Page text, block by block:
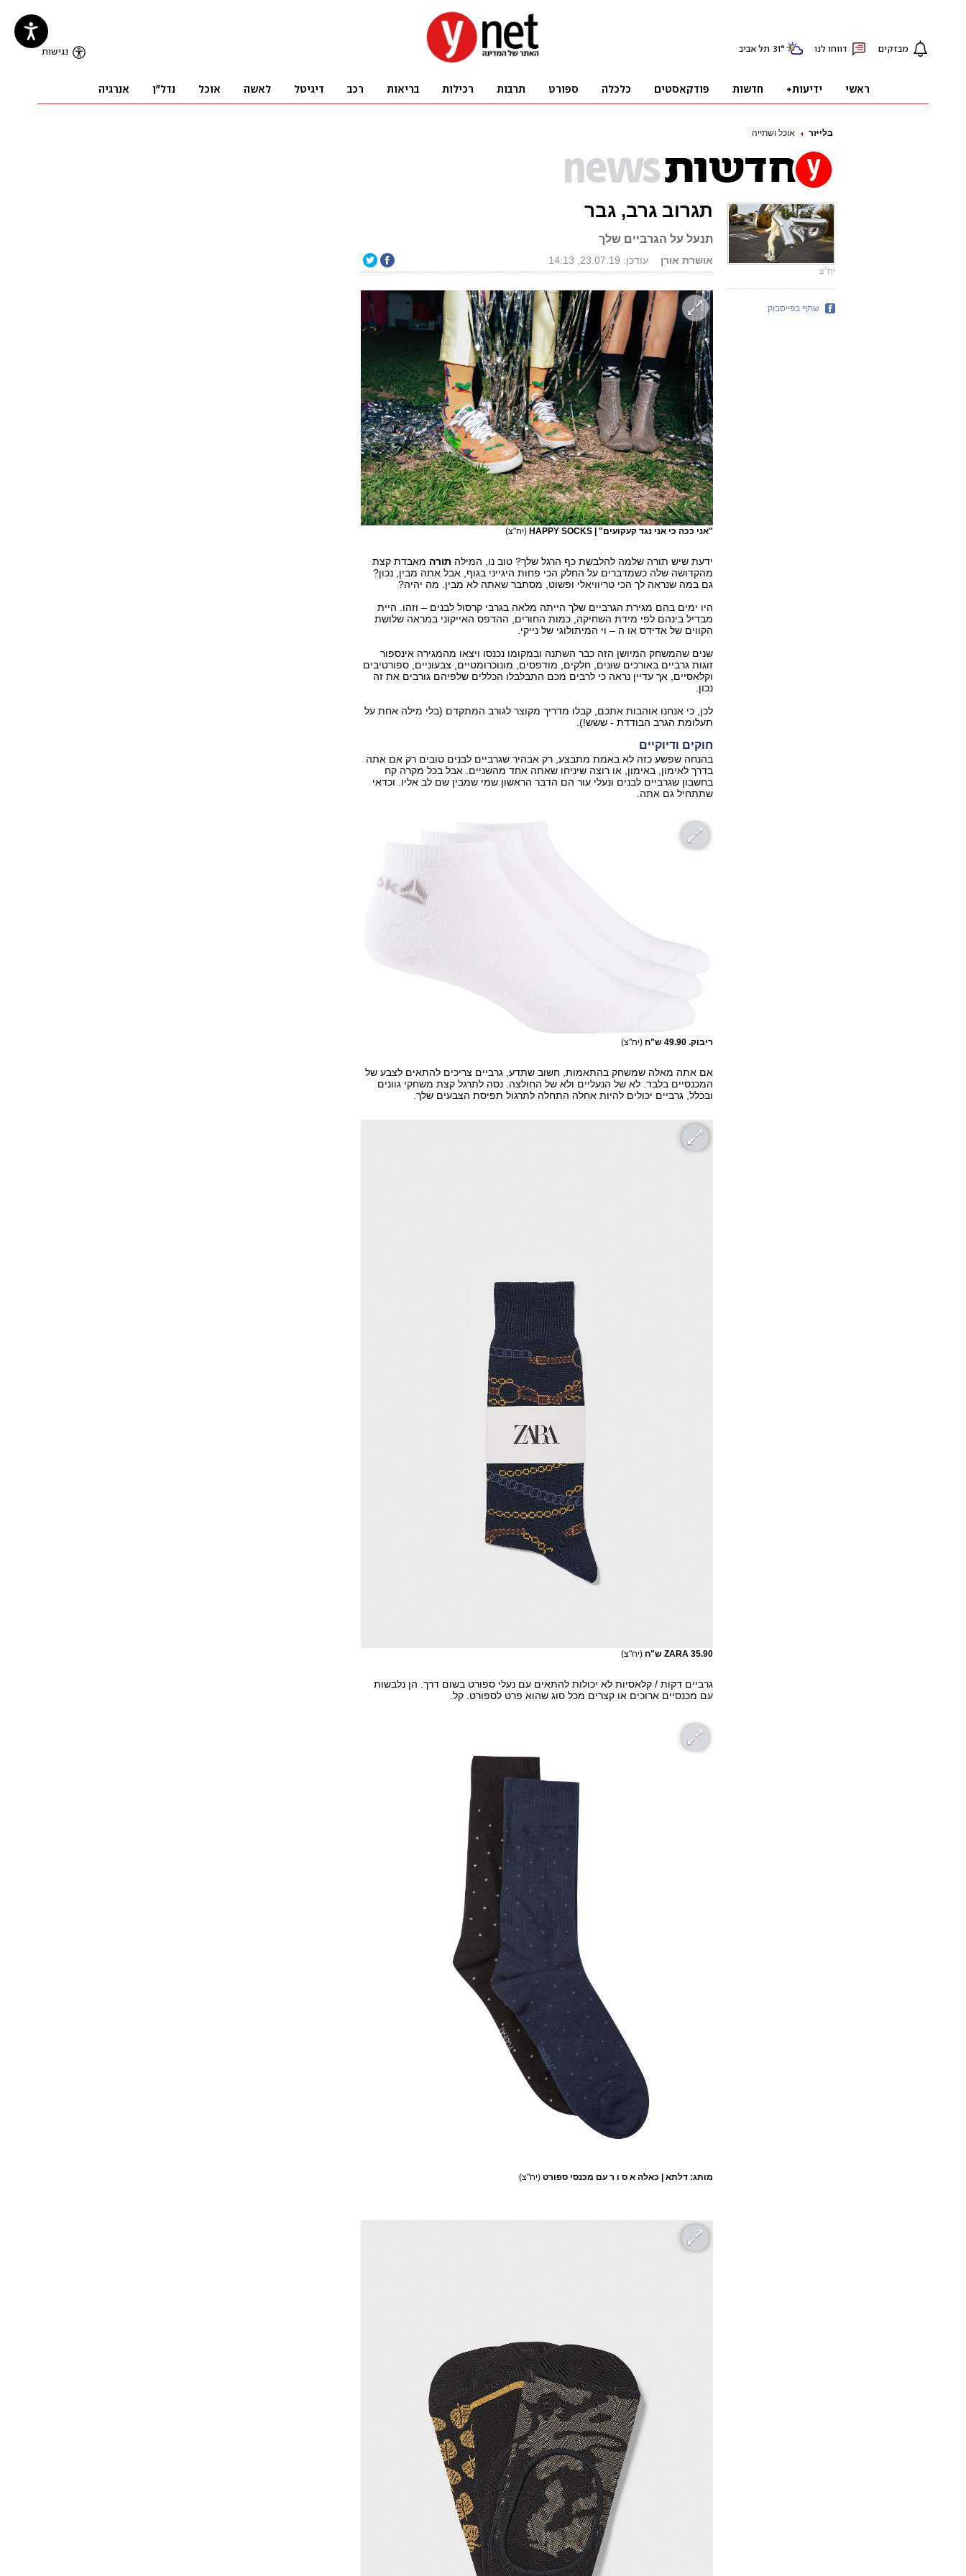
בלייזר אוכל ושתייה
תגרוב גרב, גבר
תנעל על הגרביים שלך
אושרת אורן עודכן: 23.07.19, 14:13
"אני ככה כי אני נגד קעקועים" | HAPPY SOCKS (יח"צ)
ידעת שיש תורה שלמה להלבשת כף הרגל שלך? טוב נו, המילה תורה מאבדת קצת
מהקדושה שלה כשמדברים על החלק הכי פחות היגייני בגוף, אבל אתה מבין, נכון?
גם במה שנראה לך הכי טריוויאלי ופשוט, מסתבר שאתה לא מבין. מה יהיה?
היו ימים בהם מגירת הגרביים שלך הייתה מלאה בגרבי קרסול לבנים – וזהו. היית
מבדיל בינהם לפי מידת השחיקה, כמות החורים, ההדפס האייקוני במראה שלושת
הקווים של אדידס או ה – וי המיתולוגי של נייקי.
שנים שהמשחק המיושן הזה כבר השתנה ובמקומו נכנסו ויצאו מהמגירה אינספור
זוגות גרביים באורכים שונים, חלקים, מודפסים, מונוכרומטיים, צבעוניים, ספורטיבים
וקלאסיים, אך עדיין נראה כי לרבים מכם התבלבלו הכללים שלפיהם גורבים את זה
נכון.
לכן, כי אנחנו אוהבות אתכם, קבלו מדריך מקוצר לגורב המתקדם (בלי מילה אחת על
תעלומת הגרב הבודדת - ששש!).
חוקים ודיוקיים
בהנחה שפשע כזה לא באמת מתבצע, רק אבהיר שגרביים לבנים טובים רק אם אתה
בדרך לאימון, באימון, או רוצה שיניחו שאתה אחד מהשניים. אבל בכל מקרה קח
בחשבון שגרביים לבנים ונעלי עור הם הדבר הראשון שמי שמבין שם לב אליו. וכדאי
שתתחיל גם אתה.
ריבוק. 49.90 ש"ח (יח"צ)
אם אתה מאלה שמשחק בהתאמות, חשוב שתדע, גרביים צריכים להתאים לצבע של
המכנסיים בלבד. לא של הנעליים ולא של החולצה. נסה לתרגל קצת משחקי גוונים
ובכלל, גרביים יכולים להיות אחלה התחלה לתרגול תפיסת הצבעים שלך.
ZARA 35.90 ש"ח (יח"צ)
גרביים דקות / קלאסיות לא יכולות להתאים עם נעלי ספורט בשום דרך. הן נלבשות
עם מכנסיים ארוכים או קצרים מכל סוג שהוא פרט לספורט. קל.
מותג: דלתא | כאלה א ס ו ר עם מכנסי ספורט (יח"צ)
יח"צ
שתף בפייסבוק